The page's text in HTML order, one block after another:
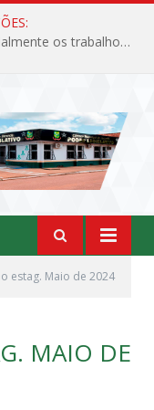
Câmara Municipal de Jacundá abre oficialmente os trabalhos legislativos de 2026
estag. Maio de 2024
MAIO DE